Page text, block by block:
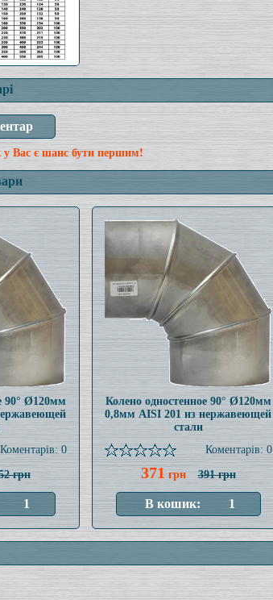
Вас є шанс бути першим!
90° Ø120мм
Коментарів: 0
грн
Колено одностенное 90° Ø120мм
0,8мм AISI 201 из нержавеющей
стали
Коментарів: 0
371 грн 391 грн